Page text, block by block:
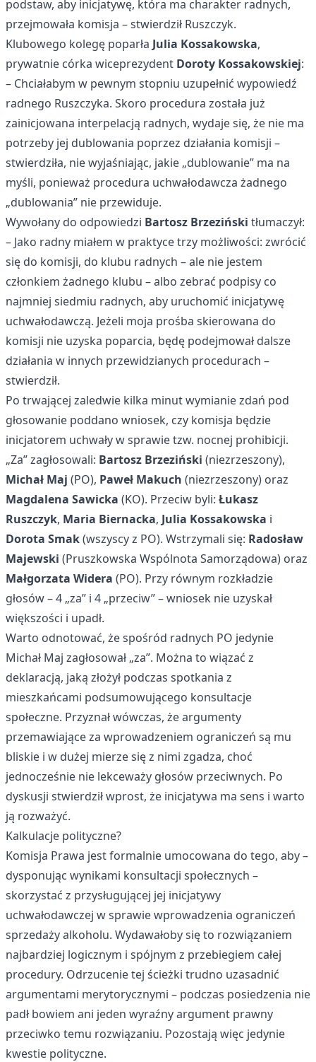
podstaw, aby inicjatywę, która ma charakter radnych,
przejmowała komisja – stwierdził Ruszczyk.
Klubowego kolegę poparła Julia Kossakowska,
prywatnie córka wiceprezydent Doroty Kossakowskiej:
– Chciałabym w pewnym stopniu uzupełnić wypowiedź
radnego Ruszczyka. Skoro procedura została już
zainicjowana interpelacją radnych, wydaje się, że nie ma
potrzeby jej dublowania poprzez działania komisji –
stwierdziła, nie wyjaśniając, jakie „dublowanie” ma na
myśli, ponieważ procedura uchwałodawcza żadnego
„dublowania” nie przewiduje.
Wywołany do odpowiedzi Bartosz Brzeziński tłumaczył:
– Jako radny miałem w praktyce trzy możliwości: zwrócić
się do komisji, do klubu radnych – ale nie jestem
członkiem żadnego klubu – albo zebrać podpisy co
najmniej siedmiu radnych, aby uruchomić inicjatywę
uchwałodawczą. Jeżeli moja prośba skierowana do
komisji nie uzyska poparcia, będę podejmował dalsze
działania w innych przewidzianych procedurach –
stwierdził.
Po trwającej zaledwie kilka minut wymianie zdań pod
głosowanie poddano wniosek, czy komisja będzie
inicjatorem uchwały w sprawie tzw. nocnej prohibicji.
„Za” zagłosowali: Bartosz Brzeziński (niezrzeszony),
Michał Maj (PO), Paweł Makuch (niezrzeszony) oraz
Magdalena Sawicka (KO). Przeciw byli: Łukasz
Ruszczyk, Maria Biernacka, Julia Kossakowska i
Dorota Smak(wszyscy z PO). Wstrzymali się: Radosław
Majewski (Pruszkowska Wspólnota Samorządowa) oraz
Małgorzata Widera (PO). Przy równym rozkładzie
głosów – 4 „za” i 4 „przeciw” – wniosek nie uzyskał
większości i upadł.
Warto odnotować, że spośród radnych PO jedynie
Michał Maj zagłosował „za”. Można to wiązać z
deklaracją, jaką złożył podczas spotkania z
mieszkańcami podsumowującego konsultacje
społeczne. Przyznał wówczas, że argumenty
przemawiające za wprowadzeniem ograniczeń są mu
bliskie i w dużej mierze się z nimi zgadza, choć
jednocześnie nie lekceważy głosów przeciwnych. Po
dyskusji stwierdził wprost, że inicjatywa ma sens i warto
ją rozważyć.
Kalkulacje polityczne?
Komisja Prawa jest formalnie umocowana do tego, aby –
dysponując wynikami konsultacji społecznych –
skorzystać z przysługującej jej inicjatywy
uchwałodawczej w sprawie wprowadzenia ograniczeń
sprzedaży alkoholu. Wydawałoby się to rozwiązaniem
najbardziej logicznym i spójnym z przebiegiem całej
procedury. Odrzucenie tej ścieżki trudno uzasadnić
argumentami merytorycznymi – podczas posiedzenia nie
padł bowiem ani jeden wyraźny argument prawny
przeciwko temu rozwiązaniu. Pozostają więc jedynie
kwestie polityczne.